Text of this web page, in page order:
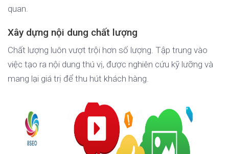
quan.
Xây dựng nội dung chất lượng
Chất lượng luôn vượt trội hơn số lượng. Tập trung vào
việc tạo ra nội dung thú vị, được nghiên cứu kỹ lưỡng và
mang lại giá trị để thu hút khách hàng.